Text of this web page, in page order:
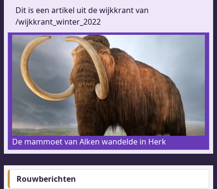
Dit is een artikel uit de wijkkrant van
/wijkkrant_winter_2022
De mammoet van Alken wandelde in Herk
Footer-
Rouwberichten